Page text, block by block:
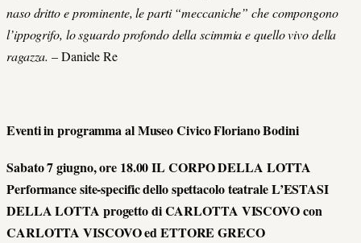
naso dritto e prominente, le parti “meccaniche” che compongono
l’ippogrifo, lo sguardo profondo della scimmia e quello vivo della
ragazza.– Daniele Re
Eventi in programma al Museo Civico Floriano Bodini
Sabato 7 giugno, ore 18.00 IL CORPO DELLA LOTTA
Performance site-specific dello spettacolo teatrale L’ESTASI
DELLA LOTTA progetto di CARLOTTA VISCOVO con
CARLOTTA VISCOVO ed ETTORE GRECO